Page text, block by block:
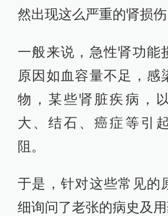
然出现这么严重的肾损伤
一般来说，急性肾功能
原因如血容量不足，感
物，某些肾脏疾病，
大、结石、癌症等引
阻。
于是，针对这些常见的
细询问了老张的病史及用